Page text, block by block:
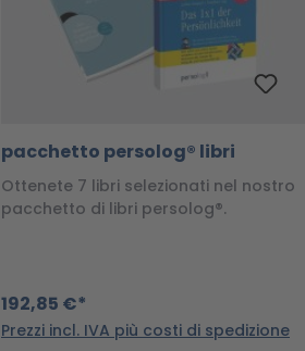
pacchetto persolog® libri
Ottenete 7 libri selezionati nel nostro
pacchetto di libri persolog®.
192,85 €*
Prezzi incl. IVA più costi di spedizione